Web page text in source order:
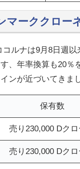
マーククロー
ルナは9月8日週
、年率換算も20
ンが近づいてきまし
保有数
売り230,000 Dク
売り230,000 Dク